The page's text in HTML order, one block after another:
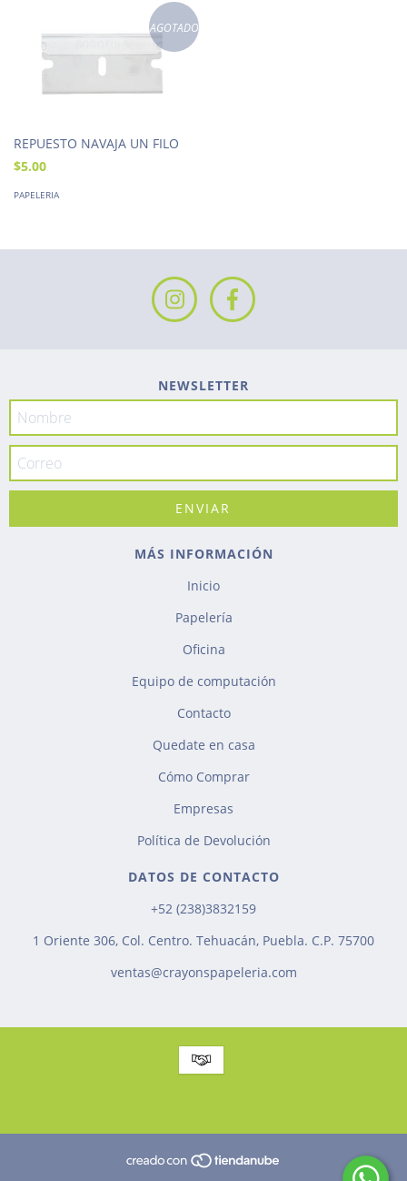
AGOTADO
REPUESTO NAVAJA UN FILO
$5.00
PAPELERIA
NEWSLETTER
MÁS INFORMACIÓN
Inicio
Papelería
Oficina
Equipo de computación
Contacto
Quedate en casa
Cómo Comprar
Empresas
Política de Devolución
DATOS DE CONTACTO
+52 (238)3832159
1 Oriente 306, Col. Centro. Tehuacán, Puebla. C.P. 75700
ventas@crayonspapeleria.com